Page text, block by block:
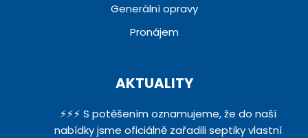
Generální opravy
Pronájem
AKTUALITY
⚡⚡⚡ S potěšením oznamujeme, že do naší
nabídky jsme oficiálně zařadili septiky vlastní